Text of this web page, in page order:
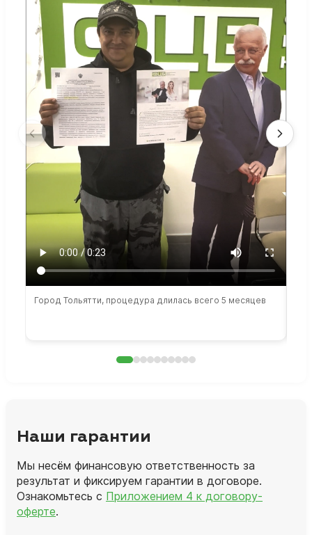
Город Тольятти, процедура длилась всего 5 месяцев
Наши гарантии
Мы несём финансовую ответственность за
результат и фиксируем гарантии в договоре.
Ознакомьтесь с Приложением 4 к договору-
оферте.